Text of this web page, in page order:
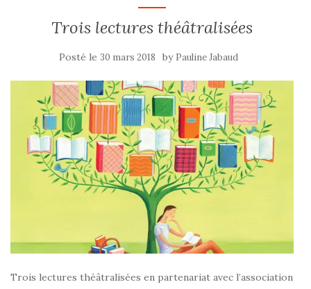
Trois lectures théâtralisées
Posté le 30 mars 2018 by Pauline Jabaud
Trois lectures théâtralisées en partenariat avec l’association